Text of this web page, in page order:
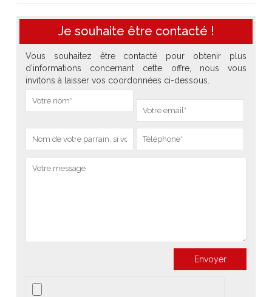
Je souhaite être contacté !
Vous souhaitez être contacté pour obtenir plus
d'informations concernant cette offre, nous vous
invitons à laisser vos coordonnées ci-dessous.